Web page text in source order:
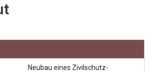
Neubau eines Zivilschutz-